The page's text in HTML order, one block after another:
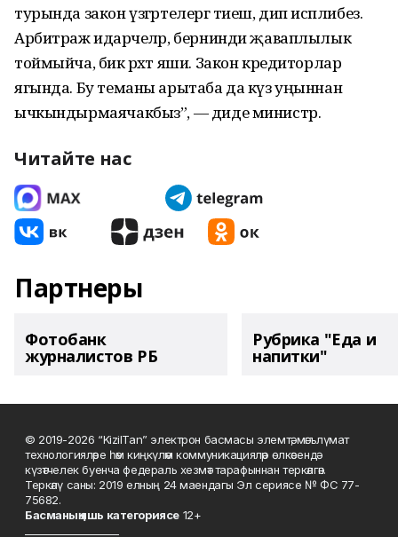
турында закон үзгәртелергә тиеш, дип исәплибез.
Арбитраж идарәчеләр, бернинди җавап­лылык
тоймыйча, бик рәхәт яши. Закон кредиторлар
ягында. Бу теманы арытаба да күз уңыннан
ычкындырмаячакбыз”, — диде министр.
Читайте нас
Партнеры
Фотобанк
журналистов РБ
Рубрика "Еда и
напитки"
© 2019-2026 “KizilTan” электрон басмасы элемтә, мәгълүмат
технологияләре һәм киңкүләм коммуникацияләр өлкәсендә
күзәтчелек буенча федераль хезмәт тарафыннан теркәлгән.
Теркәлү саны: 2019 елның 24 маендагы Эл сериясе № ФС 77-
75682.
Басманың яшь категориясе12+